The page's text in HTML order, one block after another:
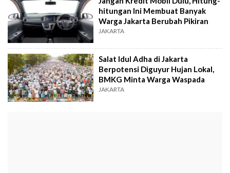
hitungan Ini Membuat Banyak
Warga Jakarta Berubah Pikiran
JAKARTA
Salat Idul Adha di Jakarta
Berpotensi Diguyur Hujan Lokal,
BMKG Minta Warga Waspada
JAKARTA